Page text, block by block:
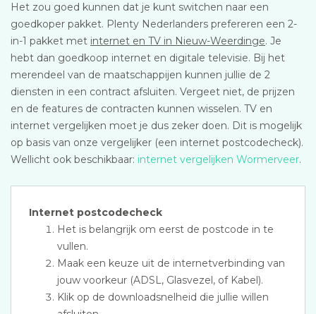
Het zou goed kunnen dat je kunt switchen naar een
goedkoper pakket. Plenty Nederlanders prefereren een 2-
in-1 pakket met internet en TV in Nieuw-Weerdinge. Je
hebt dan goedkoop internet en digitale televisie. Bij het
merendeel van de maatschappijen kunnen jullie de 2
diensten in een contract afsluiten. Vergeet niet, de prijzen
en de features de contracten kunnen wisselen. TV en
internet vergelijken moet je dus zeker doen. Dit is mogelijk
op basis van onze vergelijker (een internet postcodecheck).
Wellicht ook beschikbaar: internet vergelijken Wormerveer.
Internet postcodecheck
Het is belangrijk om eerst de postcode in te
vullen.
Maak een keuze uit de internetverbinding van
jouw voorkeur (ADSL, Glasvezel, of Kabel).
Klik op de downloadsnelheid die jullie willen